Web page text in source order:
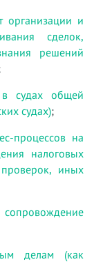
организации и
сделок,
решений
судах общей
судах);
процессов на
налоговых
иных
делам (как